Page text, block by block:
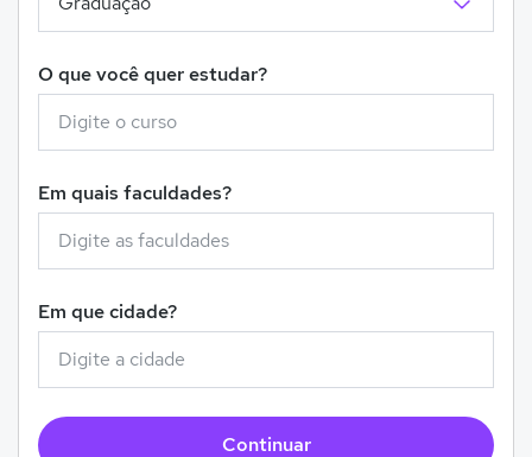
O que você quer estudar?
Em quais faculdades?
Em que cidade?
Continuar